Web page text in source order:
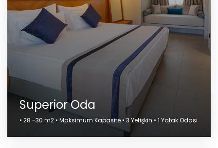
Superior Oda
• 28 -30 m2 • Maksimum Kapasite • 3 Yetişkin • 1 Yatak Odası